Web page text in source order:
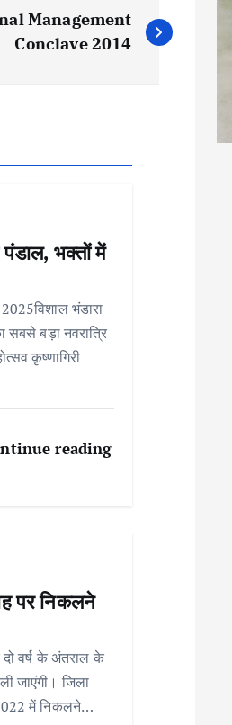
Management
Conclave 2014
पंडाल, भक्तों में
भंडारा
सबसे बड़ा नवरात्रि
कृष्णागिरी
reading
पर निकलने
दो वर्ष के अंतराल के
जाएंगी। जिला
2022 में निकलने…